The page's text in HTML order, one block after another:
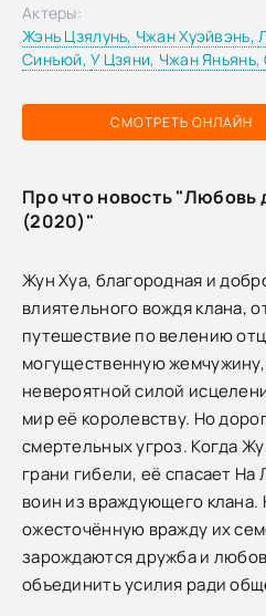
СМОТРЕТЬ ОНЛАЙН
Актеры:
Жэнь Цзялунь, Чжан Хуэйвэнь,
Синъюй,У Цзяни, Чжан Яньянь,
Про что новость "Любовь
(2020)"
Жун Хуа, благородная и
влиятельного вождя клана,
путешествие по велению
могущественную
невероятной силой
мир её королевству. Но
смертельных угроз. Когда
грани гибели, её спасает
воин из враждующего клана.
ожесточённую вражду их
зарождаются дружба и
объединить усилия ради